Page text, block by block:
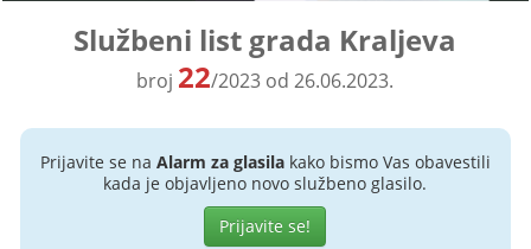
Službeni list grada Kraljeva
broj 22/2023 od 26.06.2023.
Prijavite se na Alarm za glasilakako bismo Vas obavestili
kada je objavljeno novo službeno glasilo.
Prijavite se!